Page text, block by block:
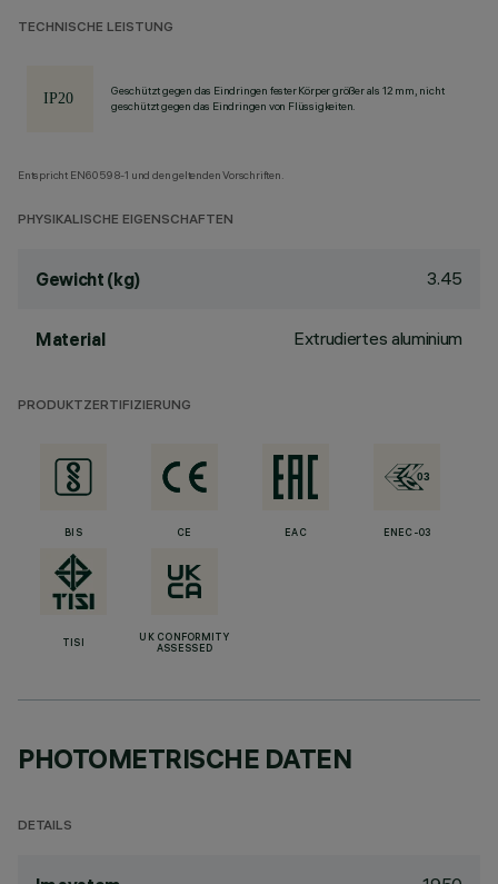
TECHNISCHE LEISTUNG
Geschützt gegen das Eindringen fester Körper größer als 12 mm, nicht
geschützt gegen das Eindringen von Flüssigkeiten.
Entspricht EN60598-1 und den geltenden Vorschriften.
PHYSIKALISCHE EIGENSCHAFTEN
Gewicht (kg) 3.45
Material Extrudiertes aluminium
PRODUKTZERTIFIZIERUNG
BIS CE EAC ENEC-03
TISI
UK CONFORMITY
ASSESSED
PHOTOMETRISCHE DATEN
DETAILS